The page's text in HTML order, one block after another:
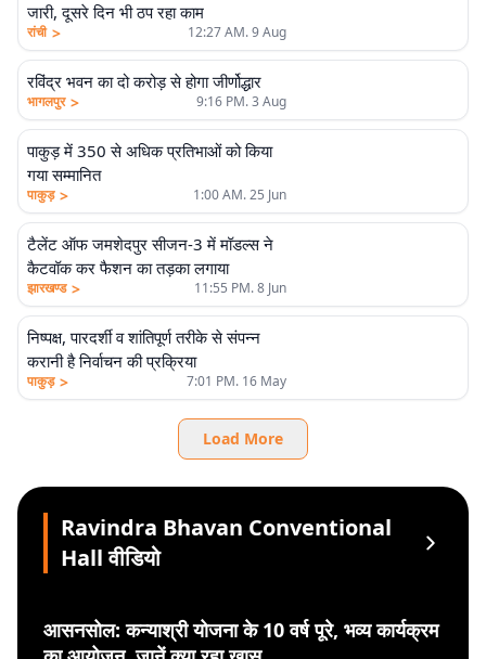
जारी, दूसरे दिन भी ठप रहा काम
रांची > 12:27 AM. 9 Aug
रविंद्र भवन का दो करोड़ से होगा जीर्णोद्धार
भागलपुर > 9:16 PM. 3 Aug
पाकुड़ में 350 से अधिक प्रतिभाओं को किया
गया सम्मानित
पाकुड़ > 1:00 AM. 25 Jun
टैलेंट ऑफ जमशेदपुर सीजन-3 में मॉडल्स ने
कैटवॉक कर फैशन का तड़का लगाया
झारखण्ड > 11:55 PM. 8 Jun
निष्पक्ष, पारदर्शी व शांतिपूर्ण तरीके से संपन्न
करानी है निर्वाचन की प्रक्रिया
पाकुड़ > 7:01 PM. 16 May
Load More
Ravindra Bhavan Conventional
Hall वीडियो
आसनसोल: कन्याश्री योजना के 10 वर्ष पूरे, भव्य कार्यक्रम